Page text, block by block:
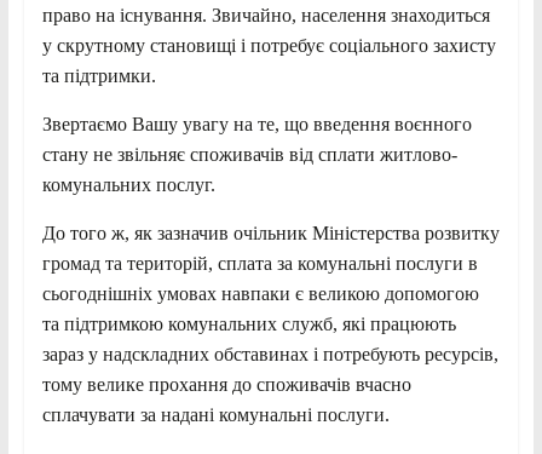
право на існування. Звичайно, населення знаходиться
у скрутному становищі і потребує соціального захисту
та підтримки.
Звертаємо Вашу увагу на те, що введення воєнного
стану не звільняє споживачів від сплати житлово-
комунальних послуг.
До того ж, як зазначив очільник Міністерства розвитку
громад та територій, сплата за комунальні послуги в
сьогоднішніх умовах навпаки є великою допомогою
та підтримкою комунальних служб, які працюють
зараз у надскладних обставинах і потребують ресурсів,
тому велике прохання до споживачів вчасно
сплачувати за надані комунальні послуги.